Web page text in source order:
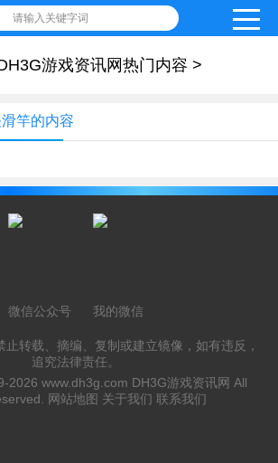
请输入关键字词
游戏资讯网热门内容 >
竿的内容
微信公众号 我的微信
止转载、摘编、复制或建立镜像，如有违反，
追究法律责任。
2026 www.dh3g.com DH3G游戏资讯网 All
网站地图 关于我们 联系我们